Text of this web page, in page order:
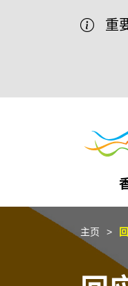
重
商业
独特优
盛事
最新
在港
都会生
在港
初创企
推广
推广
最新
媒体资
主页